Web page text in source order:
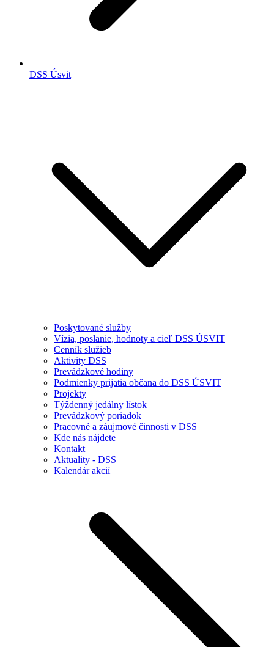
DSS Úsvit
Poskytované služby
Vízia, poslanie, hodnoty a cieľ DSS ÚSVIT
Cenník služieb
Aktivity DSS
Prevádzkové hodiny
Podmienky prijatia občana do DSS ÚSVIT
Projekty
Týždenný jedálny lístok
Prevádzkový poriadok
Pracovné a záujmové činnosti v DSS
Kde nás nájdete
Kontakt
Aktuality - DSS
Kalendár akcií